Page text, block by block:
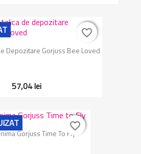
Depozitare Gorjuss Bee Loved
57,04 lei
favorite_border
favorite_border
Gorjuss Time To Fly
favorite_border
favorite_border